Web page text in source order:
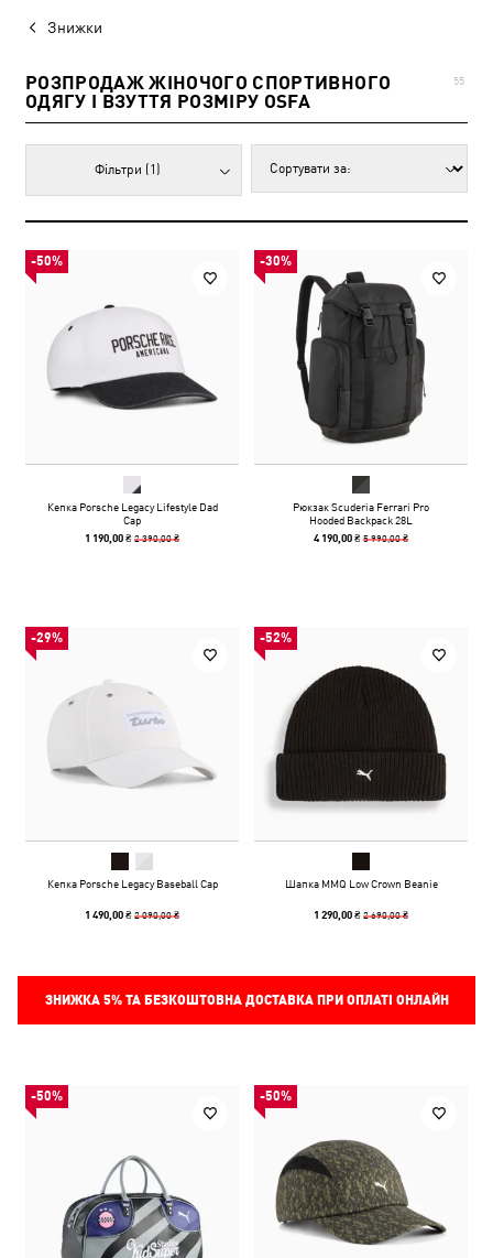
Знижки
РОЗПРОДАЖ ЖІНОЧОГО СПОРТИВНОГО
ОДЯГУ І ВЗУТТЯ РОЗМІРУ OSFA
55
Фільтри (1)
-50%
Кепка Porsche Legacy Lifestyle Dad
Cap
1 190,00 ₴2 390,00 ₴
-30%
Рюкзак Scuderia Ferrari Pro
Hooded Backpack 28L
4 190,00 ₴5 990,00 ₴
-29%
Кепка Porsche Legacy Baseball Cap
1 490,00 ₴2 090,00 ₴
-52%
Шапка MMQ Low Crown Beanie
1 290,00 ₴2 690,00 ₴
ЗНИЖКА 5%ТА БЕЗКОШТОВНА ДОСТАВКА ПРИ ОПЛАТІ ОНЛАЙН
-50% -50%